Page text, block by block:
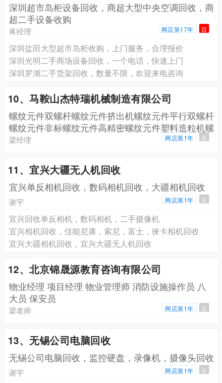
深圳超市岛柜设备回收，商超大型中央空调回收，商
超二手设备收购
蒋经理 网店第17年 百
深圳盐田大型超市岛柜收购，上门服务，合理报价
深圳光明二手商场设备回收，一个电话，快速上门
深圳罗湖二手货架回收，数量不限，欢迎来电咨询
10、马鞍山杰特瑞机械制造有限公司
螺纹元件双螺杆螺纹元件挤出机螺纹元件平行双螺杆
螺纹元件非标螺纹元件高精密螺纹元件塑料造粒机螺
纹元件耐
梁经理 网店第1年 百
11、宜兴大疆无人机回收
宜兴单反相机回收，数码相机回收，大疆相机回收
谢宇 网店第1年 百
宜兴回收单反相机，数码相机，二手摄像机
宜兴相机回收，佳能尼康，索尼，富士，徕卡相机回收
宜兴大疆相机回收，宜兴大疆无人机回收
12、北京锦晟源教育咨询有限公司
物业经理 项目经理 物业管理师 消防设施操作员 八
大员 保安员
梁老师 网店第1年 百
13、无锡公司电脑回收
无锡公司电脑回收，监控硬盘，录像机，摄像头回收
谢宇 网店第1年 百